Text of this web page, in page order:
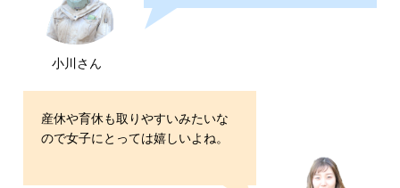
小川さん
産休や育休も取りやすいみたいな
ので女子にとっては嬉しいよね。